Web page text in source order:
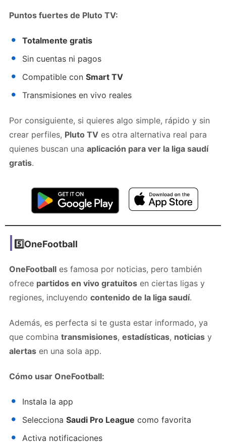
Puntos fuertes de Pluto TV:
Totalmente gratis
Sin cuentas ni pagos
Compatible con Smart TV
Transmisiones en vivo reales
Por consiguiente, si quieres algo simple, rápido y sin
crear perfiles, Pluto TV es otra alternativa real para
quienes buscan una aplicación para ver la liga saudí
gratis.
5️⃣OneFootball
OneFootball es famosa por noticias, pero también
ofrece partidos en vivo gratuitos en ciertas ligas y
regiones, incluyendo contenido de la liga saudí.
Además, es perfecta si te gusta estar informado, ya
que combina transmisiones, estadísticas, noticias y
alertas en una sola app.
Cómo usar OneFootball:
Instala la app
Selecciona Saudi Pro League como favorita
Activa notificaciones